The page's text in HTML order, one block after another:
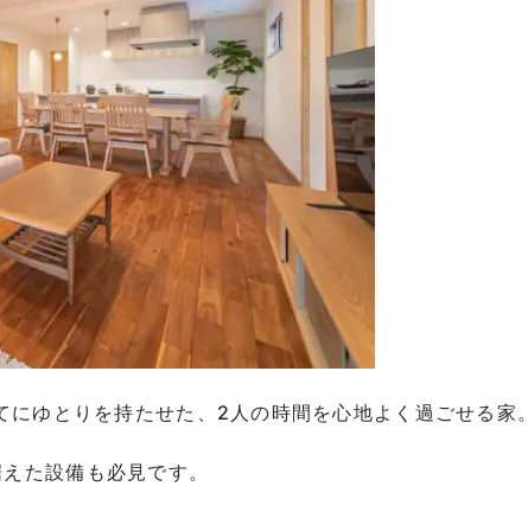
ゆとりを持たせた、2人の時間を心地よく過ごせる家。
た設備も必見です。